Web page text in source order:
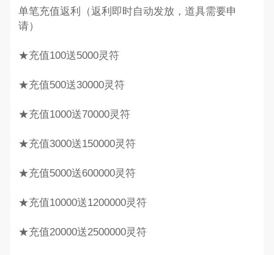
单笔充值返利（返利即时自动发放，道具需要申
请）
★充值100送5000灵符
★充值500送30000灵符
★充值1000送70000灵符
★充值3000送150000灵符
★充值5000送600000灵符
★充值10000送1200000灵符
★充值20000送2500000灵符